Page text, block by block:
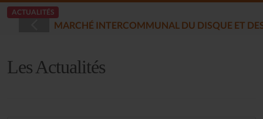
ACTUALITÉS
ENREGISTRÉES - PLOUARET (2025-12-17)
Les Actualités